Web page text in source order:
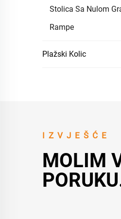
Stolica Sa Nulom
Rampe
Plažski Kolic
IZVJEŠĆE
MOLIM